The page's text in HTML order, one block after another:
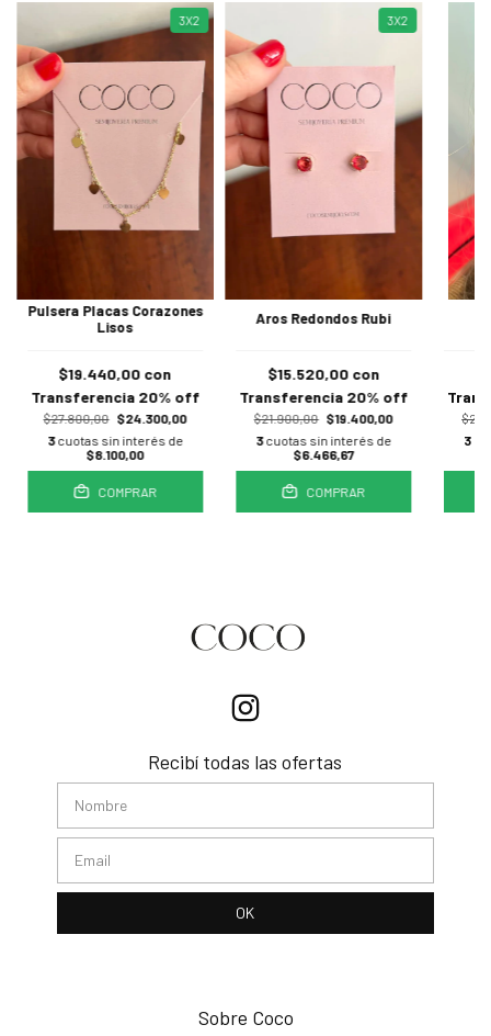
3X2
Pulsera Placas Corazones
Lisos
$27.800,00 $24.300,00
$19.440,00 con
Transferencia 20% off
3 cuotas sin interés de
$8.100,00
COMPRAR
3X2
Aros Redondos Rubi
$21.900,00 $19.400,00
$15.520,00 con
Transferencia 20% off
3cuotas sin interés de
$6.466,67
COMPRAR
3
Recibí todas las ofertas
Sobre Coco